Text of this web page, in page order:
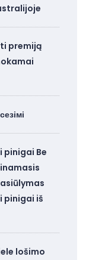
premiją
Be
pinigai iš
lošimo